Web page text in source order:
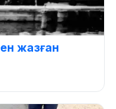
жазған